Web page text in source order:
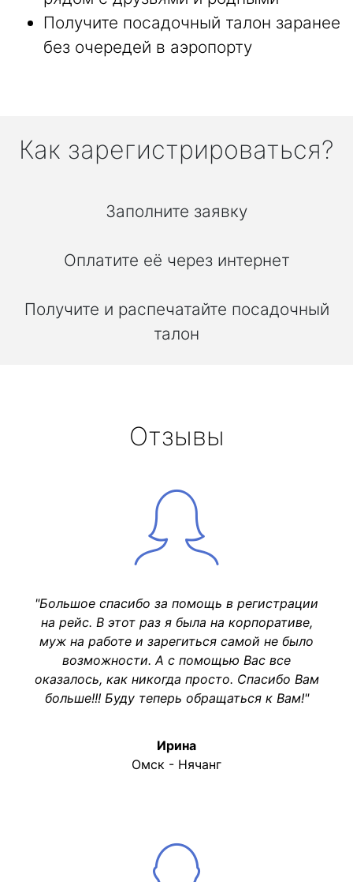
Получите посадочный талон заранее
без очередей в аэропорту
Как зарегистрироваться?
Заполните заявку
Оплатите её через интернет
Получите и распечатайте посадочный
талон
Отзывы
"Большое спасибо за помощь в регистрации
на рейс. В этот раз я была на корпоративе,
муж на работе и зарегиться самой не было
возможности. А с помощью Вас все
оказалось, как никогда просто. Спасибо Вам
больше!!! Буду теперь обращаться к Вам!"
Ирина
Омск - Нячанг